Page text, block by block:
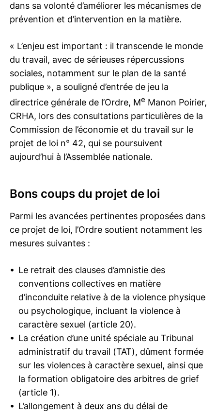
dans sa volonté d’améliorer les mécanismes de
prévention et d’intervention en la matière.
« L’enjeu est important : il transcende le monde
du travail, avec de sérieuses répercussions
sociales, notamment sur le plan de la santé
publique », a souligné d’entrée de jeu la
directrice générale de l’Ordre, Me Manon Poirier,
CRHA, lors des consultations particulières de la
Commission de l’économie et du travail sur le
projet de loi n° 42, qui se poursuivent
aujourd’hui à l’Assemblée nationale.
Bons coups du projet de loi
Parmi les avancées pertinentes proposées dans
ce projet de loi, l’Ordre soutient notamment les
mesures suivantes :
Le retrait des clauses d’amnistie des
conventions collectives en matière
d’inconduite relative à de la violence physique
ou psychologique, incluant la violence à
caractère sexuel (article 20).
La création d’une unité spéciale au Tribunal
administratif du travail (TAT), dûment formée
sur les violences à caractère sexuel, ainsi que
la formation obligatoire des arbitres de grief
(article 1).
L’allongement à deux ans du délai de